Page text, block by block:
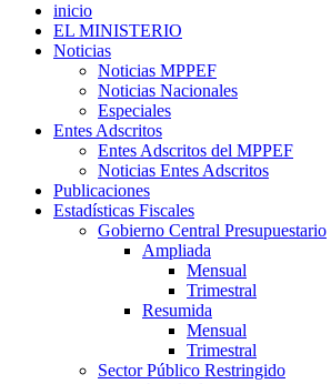
inicio
EL MINISTERIO
Noticias
Noticias MPPEF
Noticias Nacionales
Especiales
Entes Adscritos
Entes Adscritos del MPPEF
Noticias Entes Adscritos
Publicaciones
Estadísticas Fiscales
Gobierno Central Presupuestario
Ampliada
Mensual
Trimestral
Resumida
Mensual
Trimestral
Sector Público Restringido